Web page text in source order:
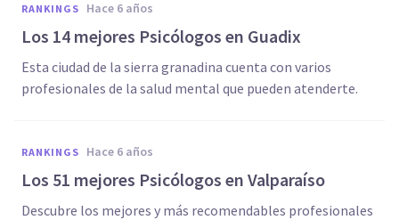
RANKINGS hace 6 años
Los 14 mejores Psicólogos en Guadix
Esta ciudad de la sierra granadina cuenta con varios
profesionales de la salud mental que pueden atenderte.
RANKINGS hace 6 años
Los 51 mejores Psicólogos en Valparaíso
Descubre los mejores y más recomendables profesionales